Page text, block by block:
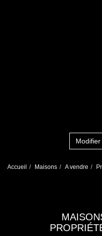
Accueil Maisons A vendre